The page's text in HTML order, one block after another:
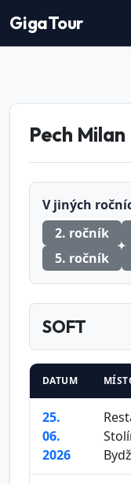
GigaTour
Pech Milan
V jiných
2. ročník
5. ročník
SOFT
DATUM
25.
06.
2026